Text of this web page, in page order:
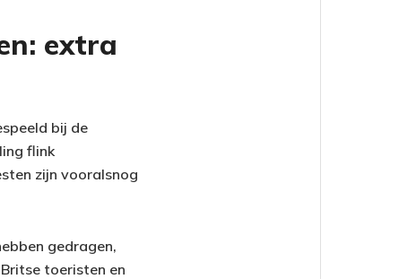
extra
bij de
flink
zijn vooralsnog
gedragen,
toeristen en